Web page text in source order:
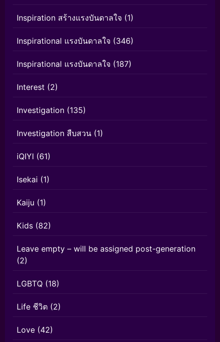
Inspiration สร้างแรงบันดาลใจ (1)
Inspirational แรงบันดาลใจ (346)
Inspirational แรงบันดาลใจ (187)
Interest (2)
Investigation (135)
Investigation สืบสวน (1)
iQIYI (61)
Isekai (1)
Kaiju (1)
Kids (82)
Leave empty – will be assigned post-generation
(2)
LGBTQ (18)
Life ชีวิต (2)
Love (42)